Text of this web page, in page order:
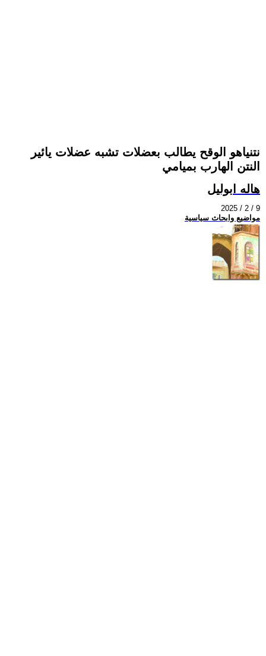
نتنياهو الوقح يطالب بعضلات تشبه عضلات يائير
النتن الهارب بميامي
هاله ابوليل
2025 / 2 / 9
مواضيع وابحاث سياسية